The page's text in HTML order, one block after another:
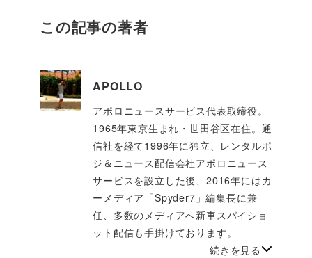
この記事の著者
APOLLO
アポロニュースサービス代表取締役。
1965年東京生まれ・世田谷区在住。通
信社を経て1996年に独立、レンタルポ
ジ＆ニュース配信会社アポロニュース
サービスを設立した後、2016年にはカ
ーメディア「Spyder7」編集長に兼
任、多数のメディアへ新車スパイショ
ット配信も手掛けております。
続きを見る